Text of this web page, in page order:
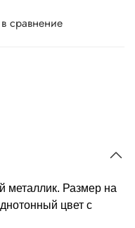
сравнение
металлик. Размер на
цвет с